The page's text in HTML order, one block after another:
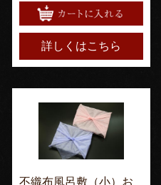
詳しくはこちら
不織布風呂敷（小）お